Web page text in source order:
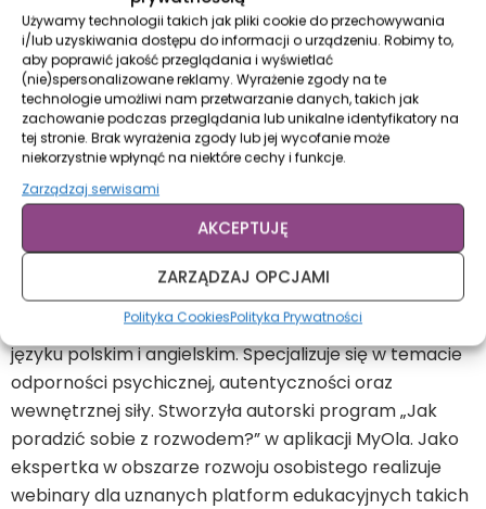
Używamy technologii takich jak pliki cookie do przechowywania
i/lub uzyskiwania dostępu do informacji o urządzeniu. Robimy to,
aby poprawić jakość przeglądania i wyświetlać
(nie)spersonalizowane reklamy. Wyrażenie zgody na te
technologie umożliwi nam przetwarzanie danych, takich jak
zachowanie podczas przeglądania lub unikalne identyfikatory na
tej stronie. Brak wyrażenia zgody lub jej wycofanie może
niekorzystnie wpłynąć na niektóre cechy i funkcje.
Zarządzaj serwisami
AKCEPTUJĘ
ZARZĄDZAJ OPCJAMI
Polityka CookiesPolityka Prywatności
otaczającym nas światem. Jest w nas więcej spokoju i
pewności siebie. Swobodniej wyrażamy swoje opinie,
pragnienia i potrzeby. Tworzymy zdrowe i harmonijne
relacje. Potrafimy zadbać o swoje życiowe granice.
O autorce
Kasia Malinowska– certyfikowany coach, trenerka
umiejętności miękkich, specjalistka w temacie
pewności siebie, ekspertka Sukcesu Pisanego
Szminką. Prowadzi warsztaty, szkolenia, webinary,
sesje coachingowe oraz konsultacje indywidualne w
języku polskim i angielskim. Specjalizuje się w temacie
odporności psychicznej, autentyczności oraz
wewnętrznej siły. Stworzyła autorski program „Jak
poradzić sobie z rozwodem?” w aplikacji MyOla. Jako
ekspertka w obszarze rozwoju osobistego realizuje
webinary dla uznanych platform edukacyjnych takich